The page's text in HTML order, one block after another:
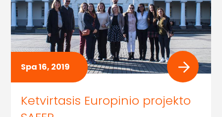
Spa 16, 2019
Ketvirtasis Europinio projekto